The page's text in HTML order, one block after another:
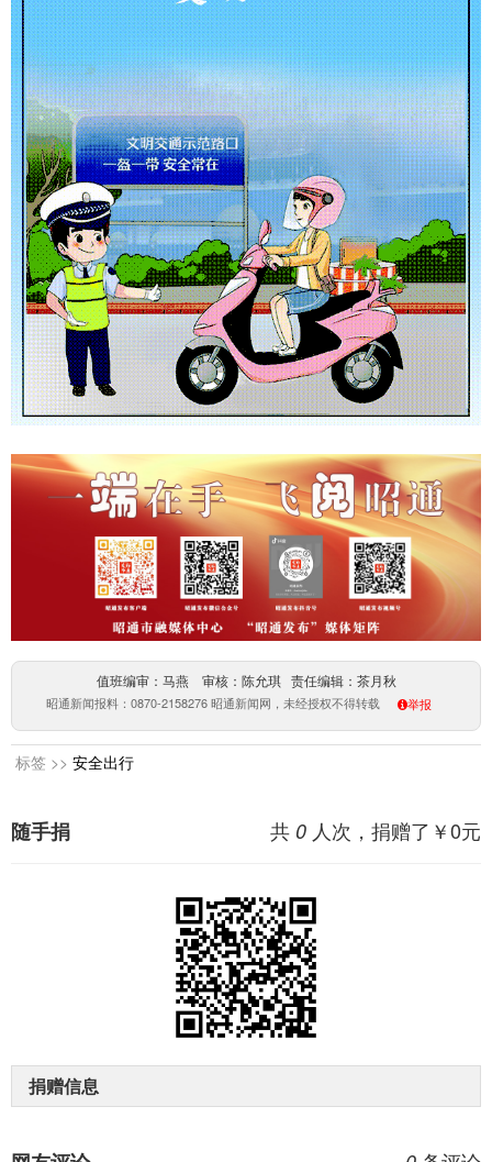
值班编审：马燕 审核：陈允琪 责任编辑：茶月秋
昭通新闻报料：0870-2158276 昭通新闻网，未经授权不得转载 举报
标签 >> 安全出行
共 0 人次，捐赠了￥0元
随手捐
捐赠信息